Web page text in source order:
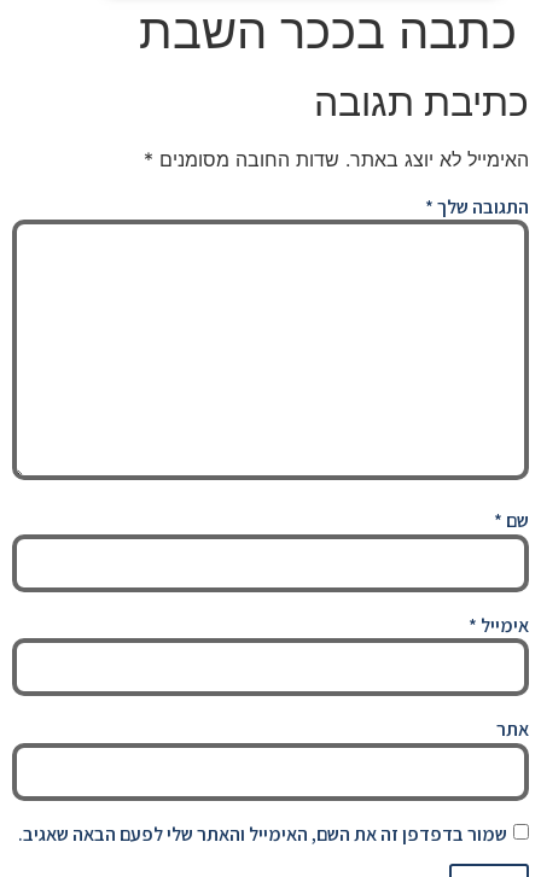
כתבה בככר השבת
כתיבת תגובה
האימייל לא יוצג באתר. שדות החובה מסומנים *
התגובה שלך*
שם *
אימייל *
אתר
שמור בדפדפן זה את השם, האימייל והאתר שלי לפעם הבאה שאגיב.